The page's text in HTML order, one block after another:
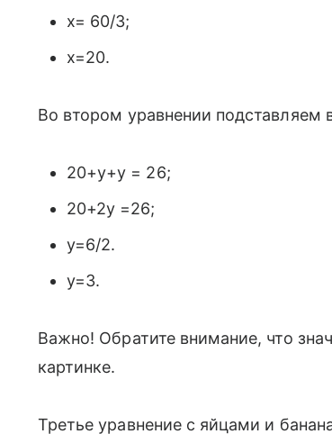
x= 60/3;
x=20.
Во втором уравнении
20+y+y = 26;
20+2y =26;
y=6/2.
y=3.
Важно! Обратите внимание, что
картинке.
Третье уравнение с яйцами и